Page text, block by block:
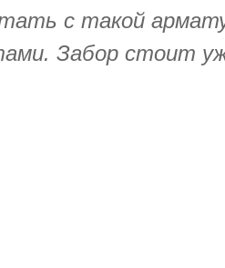
с такой
Забор стоит